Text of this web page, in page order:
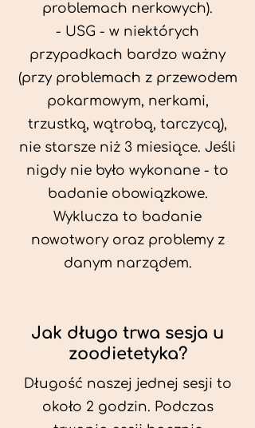
problemach nerkowych).
- USG - w niektórych
przypadkach bardzo ważny
(przy problemach z przewodem
pokarmowym, nerkami,
trzustką, wątrobą, tarczycą),
nie starsze niż 3 miesiące. Jeśli
nigdy nie było wykonane - to
badanie obowiązkowe.
Wyklucza to badanie
nowotwory oraz problemy z
danym narządem.
Jak długo trwa sesja u
zoodietetyka?
Długość naszej jednej sesji to
około 2 godzin. Podczas